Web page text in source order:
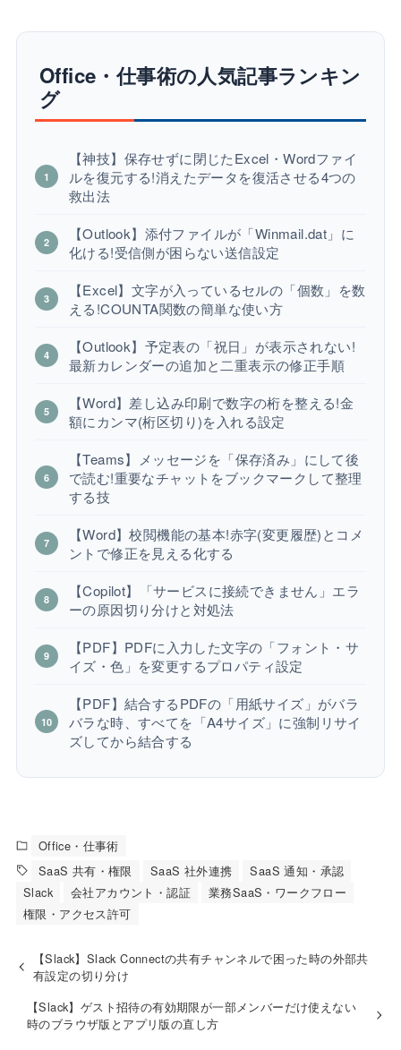
Office・仕事術の人気記事ランキン
グ
【神技】保存せずに閉じたExcel・Wordファイ
ルを復元する!消えたデータを復活させる4つの
救出法
【Outlook】添付ファイルが「Winmail.dat」に
化ける!受信側が困らない送信設定
【Excel】文字が入っているセルの「個数」を数
える!COUNTA関数の簡単な使い方
【Outlook】予定表の「祝日」が表示されない!
最新カレンダーの追加と二重表示の修正手順
【Word】差し込み印刷で数字の桁を整える!金
額にカンマ(桁区切り)を入れる設定
【Teams】メッセージを「保存済み」にして後
で読む!重要なチャットをブックマークして整理
する技
【Word】校閲機能の基本!赤字(変更履歴)とコメ
ントで修正を見える化する
【Copilot】「サービスに接続できません」エラ
ーの原因切り分けと対処法
【PDF】PDFに入力した文字の「フォント・サ
イズ・色」を変更するプロパティ設定
【PDF】結合するPDFの「用紙サイズ」がバラ
バラな時、すべてを「A4サイズ」に強制リサイ
ズしてから結合する
Office・仕事術
SaaS 共有・権限
SaaS 社外連携
SaaS 通知・承認
Slack
会社アカウント・認証
業務SaaS・ワークフロー
権限・アクセス許可
【Slack】Slack Connectの共有チャンネルで困った時の外部共
有設定の切り分け
【Slack】ゲスト招待の有効期限が一部メンバーだけ使えない
時のブラウザ版とアプリ版の直し方